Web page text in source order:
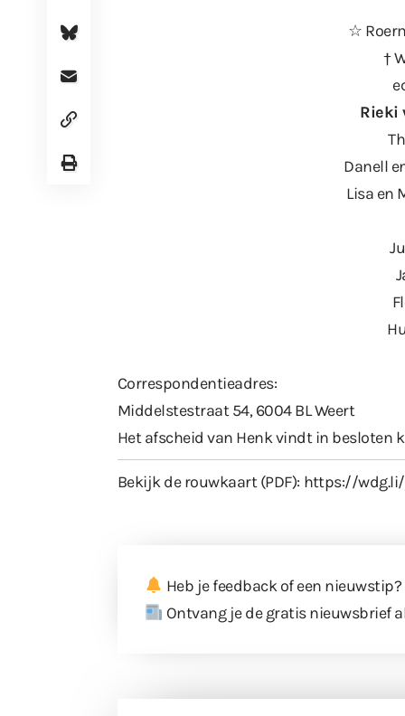
☆
†
Rieki
Danell
Lisa en
Correspondentieadres:
Middelstestraat 54, 6004 BL Weert
Het afscheid van Henk vindt in besloten
Bekijk de rouwkaart (PDF): https://
Heb je feedback of een nieuwstip?
Ontvang je de gratis nieuwsbrief